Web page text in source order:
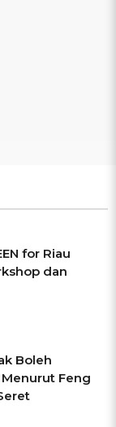
for Riau
dan
Boleh
Feng